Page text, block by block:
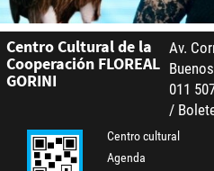
Centro Cultural de la
Cooperación FLOREAL
GORINI
Av.
011
/
Centro cultural
Agenda